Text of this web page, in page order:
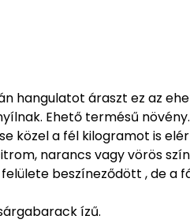
hangulatot áraszt ez az
Ehető termésű növény.
közel a fél kilogramot is
narancs vagy vörös
beszíneződött , de a
ízű.